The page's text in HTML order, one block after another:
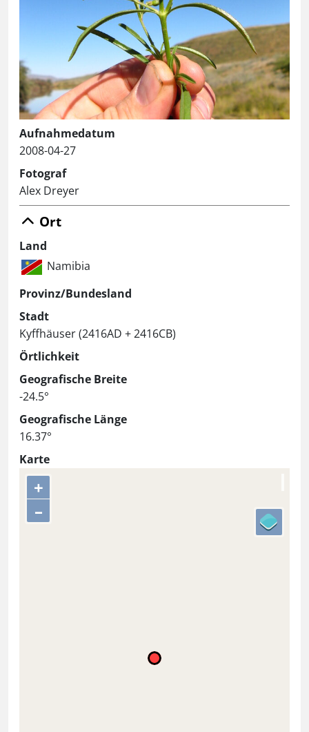
Aufnahmedatum
2008-04-27
Fotograf
Alex Dreyer
Ort
Land
Namibia
Provinz/Bundesland
Stadt
Kyffhäuser (2416AD + 2416CB)
Örtlichkeit
Geografische Breite
-24.5°
Geografische Länge
16.37°
Karte
+
–